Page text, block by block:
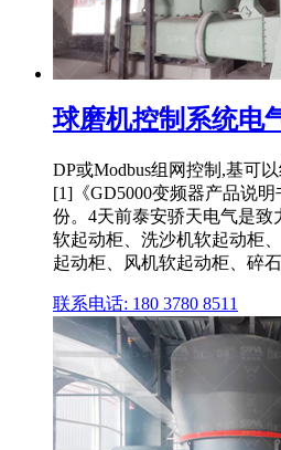
球磨机控制系统电
DP或Modbus组网控制,基可
[1]《GD5000变频器产品说
份。4天前泰安骄天电气是
软起动柜、洗沙机软起动柜
起动柜、风机软起动柜、碎
联系电话: 180 3780 8511